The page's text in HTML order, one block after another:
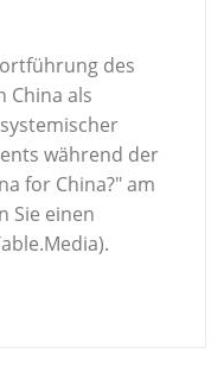
des
China als
während der
for China?" am
Sie einen